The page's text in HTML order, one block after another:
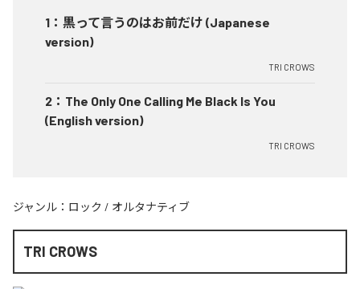
1 ： 黒って言うのはお前だけ (Japanese
version)
TRI CROWS
2 ： The Only One Calling Me Black Is You
(English version)
TRI CROWS
ジャンル： ロック / オルタナティブ
TRI CROWS